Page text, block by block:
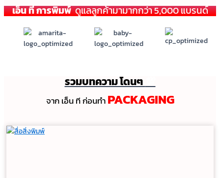
เอ็น ที การพิมพ์ดูแลลูกค้ามามากกว่า 5,000 แบรนด์
รวมบทความ โดนๆ
จาก เอ็น ที ก่อนทํา PACKAGING